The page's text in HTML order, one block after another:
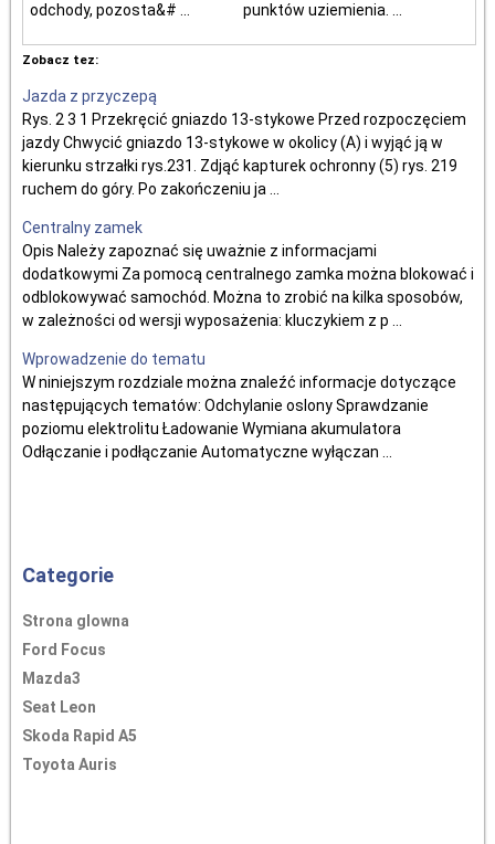
odchody, pozosta&# ...
punktów uziemienia. ...
Zobacz tez:
Jazda z przyczepą
Rys. 2 3 1 Przekręcić gniazdo 13-stykowe Przed rozpoczęciem
jazdy Chwycić gniazdo 13-stykowe w okolicy (A) i wyjąć ją w
kierunku strzałki rys.231. Zdjąć kapturek ochronny (5) rys. 219
ruchem do góry. Po zakończeniu ja ...
Centralny zamek
Opis Należy zapoznać się uważnie z informacjami
dodatkowymi Za pomocą centralnego zamka można blokować i
odblokowywać samochód. Można to zrobić na kilka sposobów,
w zależności od wersji wyposażenia: kluczykiem z p ...
Wprowadzenie do tematu
W niniejszym rozdziale można znaleźć informacje dotyczące
następujących tematów: Odchylanie oslony Sprawdzanie
poziomu elektrolitu Ładowanie Wymiana akumulatora
Odłączanie i podłączanie Automatyczne wyłączan ...
Categorie
Strona glowna
Ford Focus
Mazda3
Seat Leon
Skoda Rapid A5
Toyota Auris